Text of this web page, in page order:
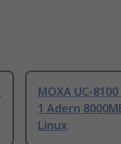
MOXA UC-
1 Adern
Linux